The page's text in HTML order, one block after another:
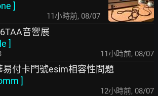
]
11小時前, 08/07
音響展
]
11小時前, 08/07
易付卡門號esim相容性問題
]
12小時前, 08/07